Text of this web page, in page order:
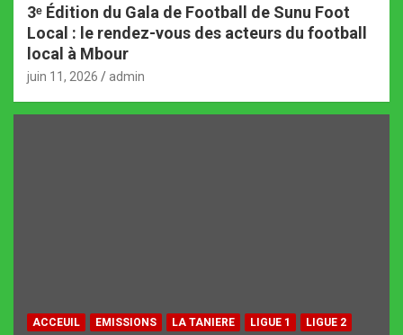
3ᵉ Édition du Gala de Football de Sunu Foot
Local : le rendez-vous des acteurs du football
local à Mbour
juin 11, 2026 admin
ACCEUIL EMISSIONS LA TANIERE LIGUE 1 LIGUE 2